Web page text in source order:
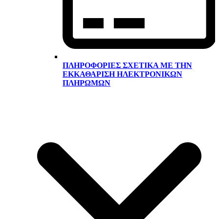
ΠΛΗΡΟΦΟΡΊΕΣ ΣΧΕΤΙΚΆ ΜΕ ΤΗΝ
ΕΚΚΑΘΆΡΙΣΗ ΗΛΕΚΤΡΟΝΙΚΏΝ
ΠΛΗΡΩΜΏΝ